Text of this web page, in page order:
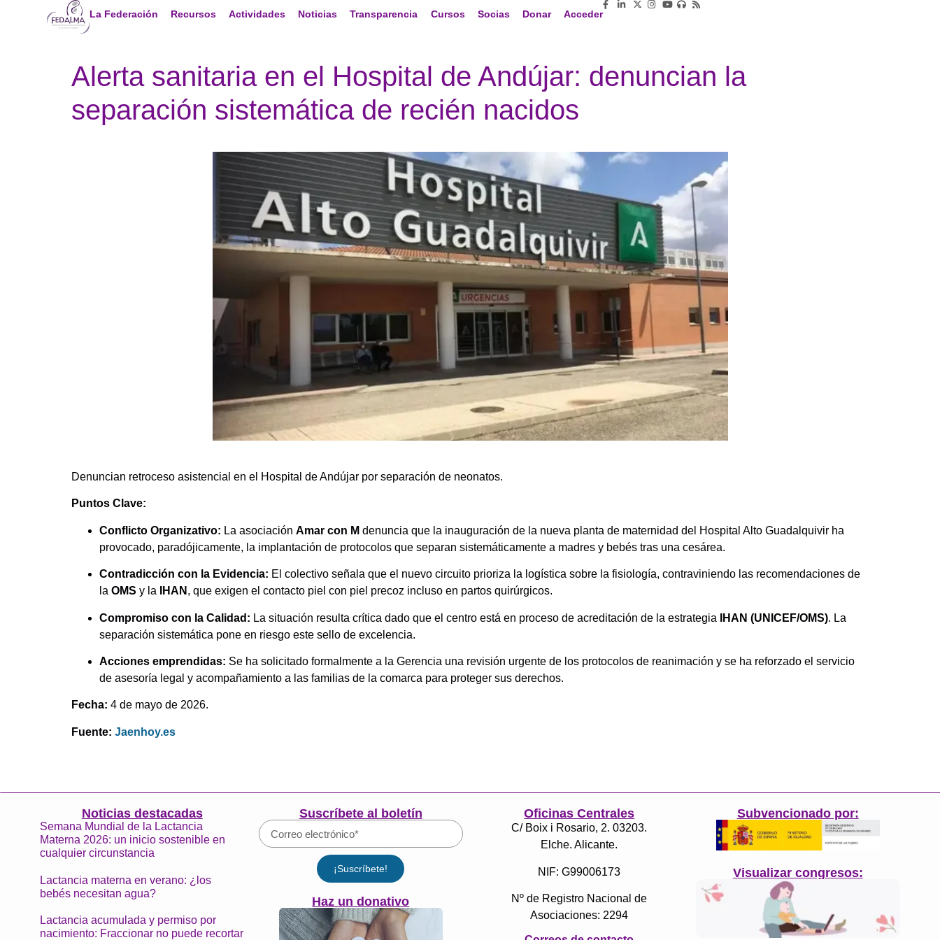
La Federación Recursos Actividades Noticias Transparencia Cursos Socias Donar Acceder
Alerta sanitaria en el Hospital de Andújar: denuncian la
separación sistemática de recién nacidos
Denuncian retroceso asistencial en el Hospital de Andújar por separación de neonatos.
Puntos Clave:
Conflicto Organizativo: La asociación Amar con M denuncia que la inauguración de la nueva planta de maternidad del Hospital Alto Guadalquivir ha
provocado, paradójicamente, la implantación de protocolos que separan sistemáticamente a madres y bebés tras una cesárea.
Contradicción con la Evidencia: El colectivo señala que el nuevo circuito prioriza la logística sobre la fisiología, contraviniendo las recomendaciones de
la OMS y la IHAN , que exigen el contacto piel con piel precoz incluso en partos quirúrgicos.
Compromiso con la Calidad: La situación resulta crítica dado que el centro está en proceso de acreditación de la estrategia IHAN (UNICEF/OMS). La
separación sistemática pone en riesgo este sello de excelencia.
Acciones emprendidas: Se ha solicitado formalmente a la Gerencia una revisión urgente de los protocolos de reanimación y se ha reforzado el servicio
de asesoría legal y acompañamiento a las familias de la comarca para proteger sus derechos.
Fecha: 4 de mayo de 2026.
Fuente: Jaenhoy.es
Noticias destacadas
Semana Mundial de la Lactancia
Materna 2026: un inicio sostenible en
cualquier circunstancia
Lactancia materna en verano: ¿los
bebés necesitan agua?
Lactancia acumulada y permiso por
nacimiento: Fraccionar no puede recortar
Suscríbete al boletín
¡Suscríbete!
Haz un donativo
Oficinas Centrales
C/ Boix i Rosario, 2. 03203.
Elche. Alicante.
NIF: G99006173
Nº de Registro Nacional de
Asociaciones: 2294
Subvencionado por:
Visualizar congresos: